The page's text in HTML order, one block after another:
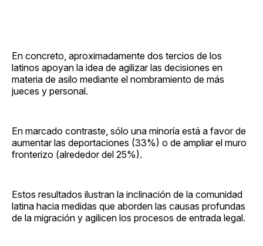
En concreto, aproximadamente dos tercios de los
latinos apoyan la idea de agilizar las decisiones en
materia de asilo mediante el nombramiento de más
jueces y personal.
En marcado contraste, sólo una minoría está a favor de
aumentar las deportaciones (33%) o de ampliar el muro
fronterizo (alrededor del 25%).
Estos resultados ilustran la inclinación de la comunidad
latina hacia medidas que aborden las causas profundas
de la migración y agilicen los procesos de entrada legal.